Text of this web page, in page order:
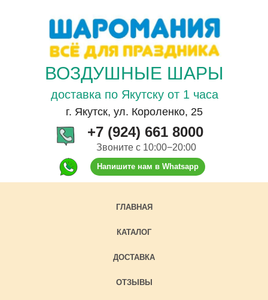
ВОЗДУШНЫЕ ШАРЫ
доставка по Якутску от 1 часа
г. Якутск, ул. Короленко, 25
+7 (924) 661 8000
Напишите нам в Whatsapp
Звоните с 10:00−20:00
ГЛАВНАЯ
КАТАЛОГ
ДОСТАВКА
ОТЗЫВЫ